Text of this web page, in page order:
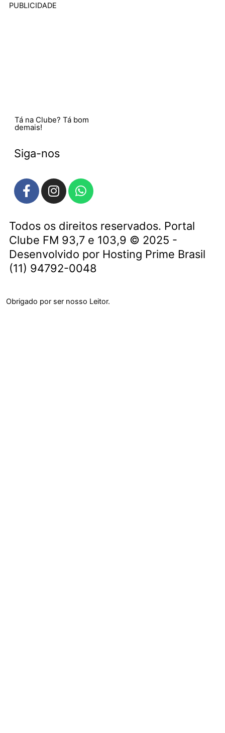
PUBLICIDADE
Tá na Clube? Tá bom
demais!
Siga-nos
F
a
e
b
o
o
k
f
I
n
t
a
g
r
a
W
h
t
s
a
p
p
Todos os direitos reservados. Portal
Clube FM 93,7 e 103,9 © 2025 -
Desenvolvido por Hosting Prime Brasil
(11) 94792-0048
Obrigado por ser nosso Leitor.